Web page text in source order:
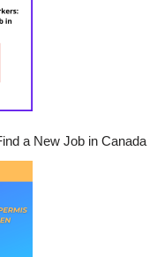
a New Job in Canada